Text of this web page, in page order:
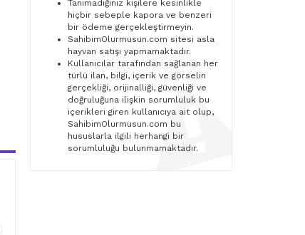
Tanımadığınız kişilere kesinlikle
hiçbir sebeple kapora ve benzeri
bir ödeme gerçekleştirmeyin.
SahibimOlurmusun.com sitesi asla
hayvan satışı yapmamaktadır.
Kullanıcılar tarafından sağlanan her
türlü ilan, bilgi, içerik ve görselin
gerçekliği, orijinalliği, güvenliği ve
doğruluğuna ilişkin sorumluluk bu
içerikleri giren kullanıcıya ait olup,
SahibimOlurmusun.com bu
hususlarla ilgili herhangi bir
sorumluluğu bulunmamaktadır.